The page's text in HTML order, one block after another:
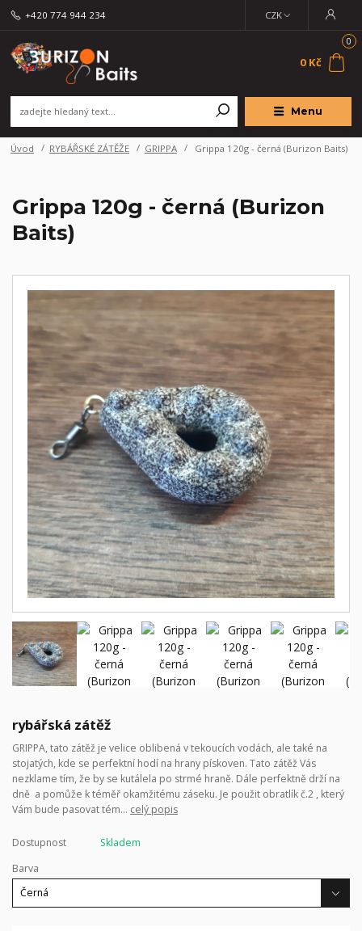
Menu
CZK
+420 774 944 234
0
0 Kč
Úvod RYBÁŘSKÉ ZÁTĚŽE GRIPPA Grippa 120g - černá (Burizon Baits)
Grippa 120g - černá (Burizon
Baits)
rybářská zátěž
GRIPPA, tato zátěž je velice oblibená v tekoucích vodách, ale také na
stojatých, kde se perfektní hodí na hrany pískoven. Tato zátěž Vás
nezklame tím, že by se kutálela po strmé hraně. Dále perfektně drží na
dně a pomůže k téměř okamžitému záseku. Je použit obratlík č.2 , který
Vám bude pasovat tém... celý popis
Dostupnost
Skladem
Barva